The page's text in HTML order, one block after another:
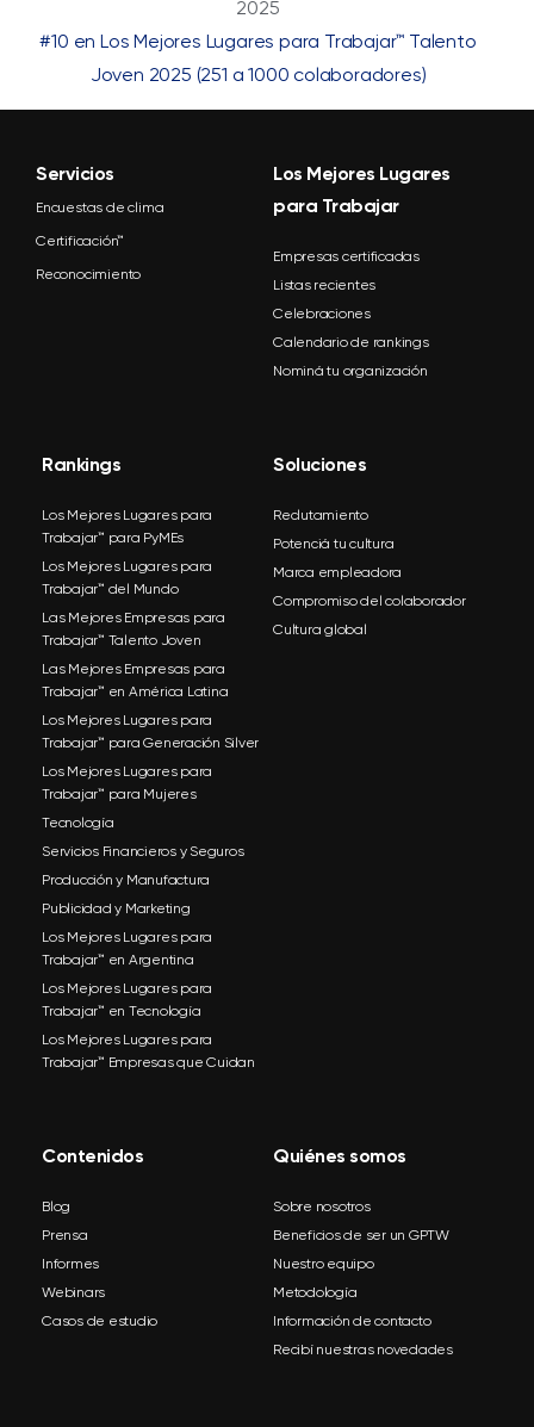
2025
#10 en Los Mejores Lugares para Trabajar™ Talento
Joven 2025 (251 a 1000 colaboradores)
Servicios
Encuestas de clima
Certificación™
Reconocimiento
Los Mejores Lugares
para Trabajar
Empresas certificadas
Listas recientes
Celebraciones
Calendario de rankings
Nominá tu organización
Rankings
Los Mejores Lugares para
Trabajar™ para PyMEs
Los Mejores Lugares para
Trabajar™ del Mundo
Las Mejores Empresas para
Trabajar™ Talento Joven
Las Mejores Empresas para
Trabajar™ en América Latina
Los Mejores Lugares para
Trabajar™ para Generación Silver
Los Mejores Lugares para
Trabajar™ para Mujeres
Tecnología
Servicios Financieros y Seguros
Producción y Manufactura
Publicidad y Marketing
Los Mejores Lugares para
Trabajar™ en Argentina
Los Mejores Lugares para
Trabajar™ en Tecnología
Los Mejores Lugares para
Trabajar™ Empresas que Cuidan
Soluciones
Reclutamiento
Potenciá tu cultura
Marca empleadora
Compromiso del colaborador
Cultura global
Contenidos
Blog
Prensa
Informes
Webinars
Casos de estudio
Quiénes somos
Sobre nosotros
Beneficios de ser un GPTW
Nuestro equipo
Metodología
Información de contacto
Recibí nuestras novedades